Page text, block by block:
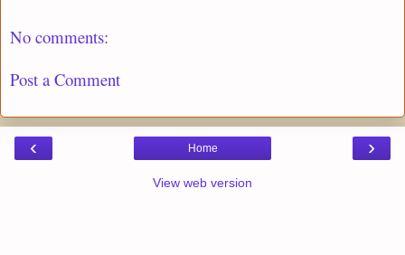
No comments:
Post a Comment
‹ ›
Home
View web version